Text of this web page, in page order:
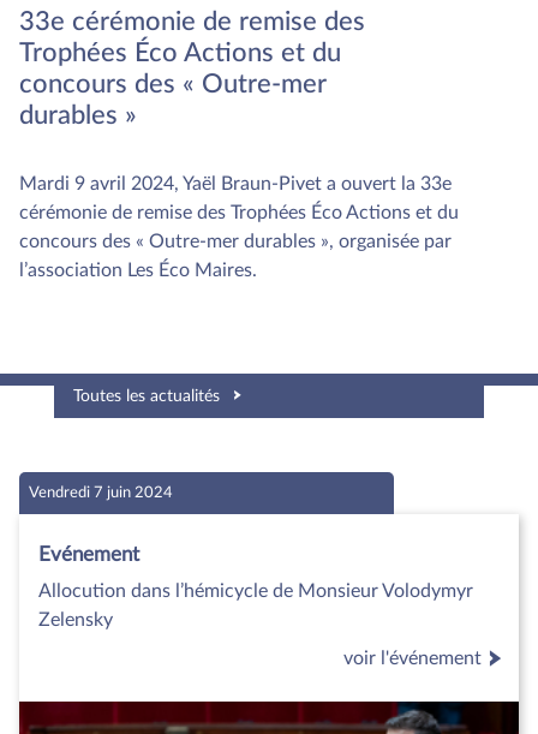
33e cérémonie de remise des
Trophées Éco Actions et du
concours des « Outre-mer
durables »
Mardi 9 avril 2024, Yaël Braun-Pivet a ouvert la 33e
cérémonie de remise des Trophées Éco Actions et du
concours des « Outre-mer durables », organisée par
l’association Les Éco Maires.
Toutes les actualités
Vendredi 7 juin 2024
Evénement
Allocution dans l’hémicycle de Monsieur Volodymyr
Zelensky
voir l'événement